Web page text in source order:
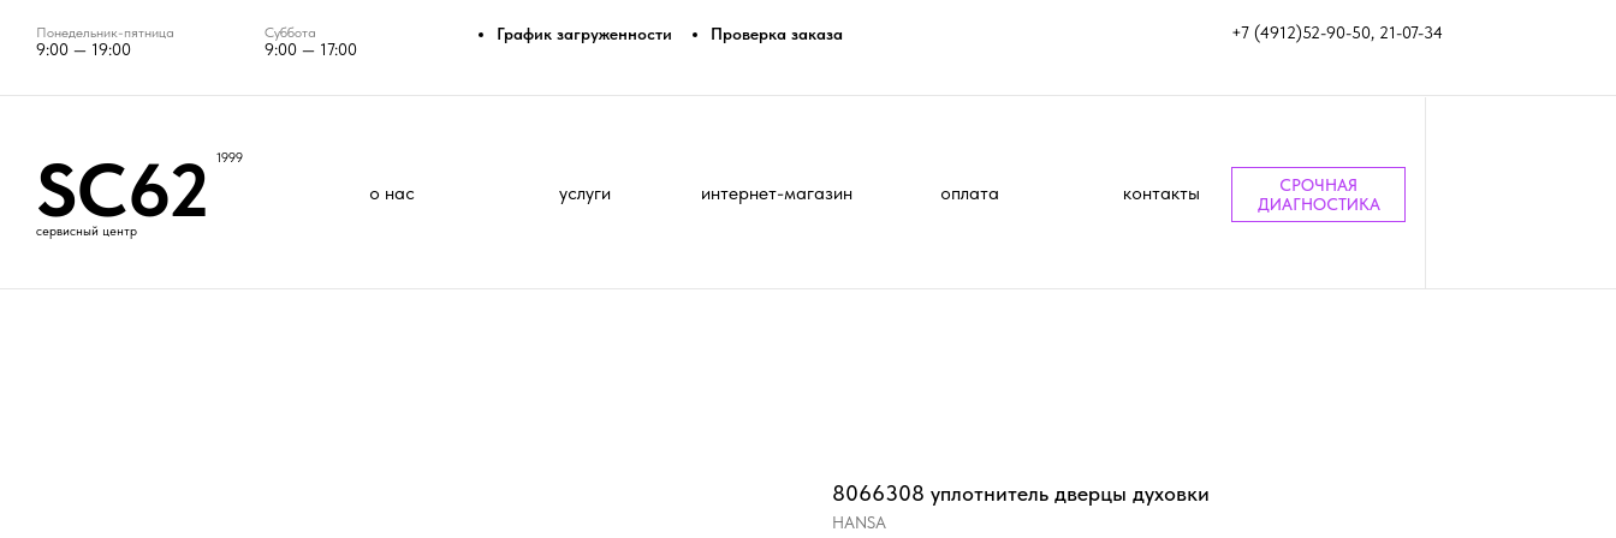
Понедельник-пятница
9:00 — 19:00
+7 (4912)52-90-50, 21-07-34
услуги
Суббота
9:00 — 17:00
интернет-магазин оплата контакты
о нас
График загруженности Проверка заказа
SC62 1999
сервисный центр
СРОЧНАЯ
ДИАГНОСТИКА
8066308 уплотнитель дверцы духовки
HANSA